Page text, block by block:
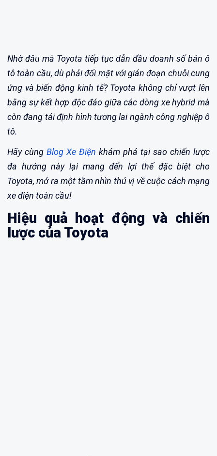
Nhờ đâu mà Toyota tiếp tục dẫn đầu doanh số bán ô
tô toàn cầu, dù phải đối mặt với gián đoạn chuỗi cung
ứng và biến động kinh tế? Toyota không chỉ vượt lên
bằng sự kết hợp độc đáo giữa các dòng xe hybrid mà
còn đang tái định hình tương lai ngành công nghiệp ô
tô.
Hãy cùng Blog Xe Điện khám phá tại sao chiến lược
đa hướng này lại mang đến lợi thế đặc biệt cho
Toyota, mở ra một tầm nhìn thú vị về cuộc cách mạng
xe điện toàn cầu!
Hiệu quả hoạt động và chiến
lược của Toyota